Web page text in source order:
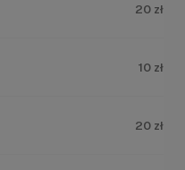
się, czego
20 zł
10 zł
20 zł